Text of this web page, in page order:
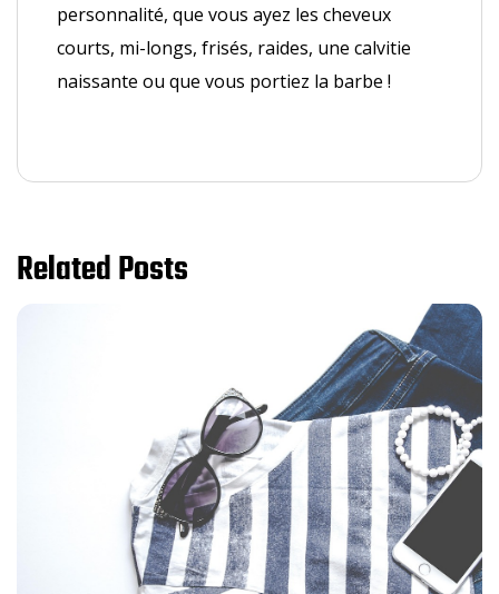
personnalité, que vous ayez les cheveux
courts, mi-longs, frisés, raides, une calvitie
naissante ou que vous portiez la barbe !
Related Posts